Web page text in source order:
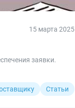
15 марта 2025
заявки.
Статьи